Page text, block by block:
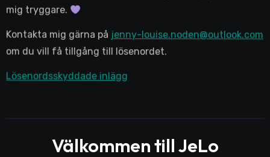
mig tryggare.
Kontakta mig gärna på jenny-louise.noden@outlook.com
om du vill få tillgång till lösenordet.
Lösenordsskyddade inlägg
Välkommen till JeLo